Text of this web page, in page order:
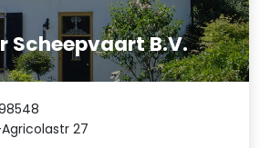
Scheepvaart B.V.
27